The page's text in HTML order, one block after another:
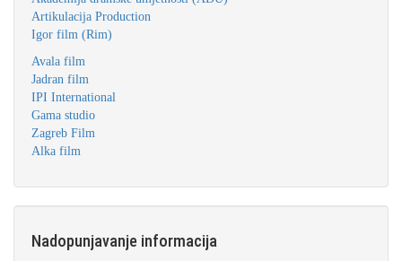
Artikulacija Production
Igor film (Rim)
Avala film
Jadran film
IPI International
Gama studio
Zagreb Film
Alka film
Nadopunjavanje informacija